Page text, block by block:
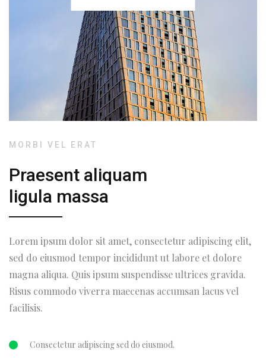
MORBI VEL ERAT
Praesent aliquam
ligula massa
Lorem ipsum dolor sit amet, consectetur adipiscing elit,
sed do eiusmod tempor incididunt ut labore et dolore
magna aliqua. Quis ipsum suspendisse ultrices gravida.
Risus commodo viverra maecenas accumsan lacus vel
facilisis.
Consectetur adipiscing sed do eiusmod.